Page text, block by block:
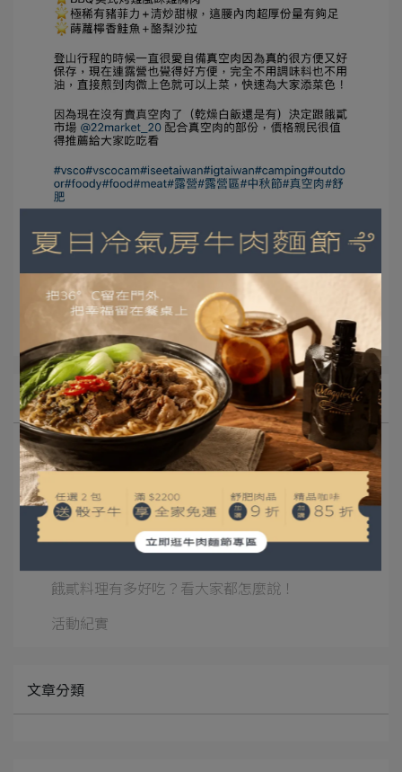
【原文連結： Insragram:@uniswooo】
所有文章主題
限時活動
露營區分享
餓貳料理有多好吃？看大家都怎麼說！
活動紀實
文章分類